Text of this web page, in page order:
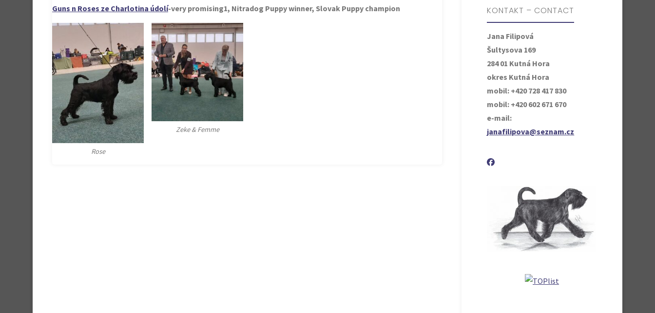
Guns n Roses ze Charlotina údolí-very promising1, Nitradog Puppy winner, Slovak Puppy champion
Rose
Zeke & Femme
KONTAKT – CONTACT
Jana Filipová
Šultysova 169
284 01 Kutná Hora
okres Kutná Hora
mobil: +420 728 417 830
mobil: +420 602 671 670
e-mail:
janafilipova@seznam.cz